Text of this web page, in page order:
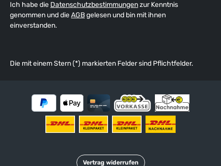
Ich habe die Datenschutzbestimmungenzur Kenntnis
genommen und dieAGBgelesen und bin mit ihnen
einverstanden.
Die mit einem Stern (*) markierten Felder sind Pflichtfelder.
Vertrag widerrufen